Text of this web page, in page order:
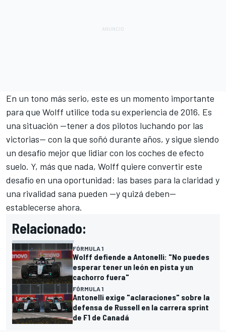
En un tono más serio, este es un momento importante
para que Wolff utilice toda su experiencia de 2016. Es
una situación —tener a dos pilotos luchando por las
victorias— con la que soñó durante años, y sigue siendo
un desafío mejor que lidiar con los coches de efecto
suelo. Y, más que nada, Wolff quiere convertir este
desafío en una oportunidad: las bases para la claridad y
una rivalidad sana pueden —y quizá deben—
establecerse ahora.
Relacionado:
FÓRMULA 1
Wolff defiende a Antonelli: "No puedes
esperar tener un león en pista y un
cachorro fuera"
FÓRMULA 1
Antonelli exige "aclaraciones" sobre la
defensa de Russell en la carrera sprint
de F1 de Canadá